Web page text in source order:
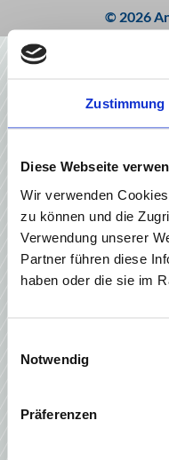
Zustimmung
Diese Webseite
Wir verwenden
zu können und die
Verwendung unserer
Partner führen diese
haben oder die sie im
Notwendig
Präferenzen
© 2026